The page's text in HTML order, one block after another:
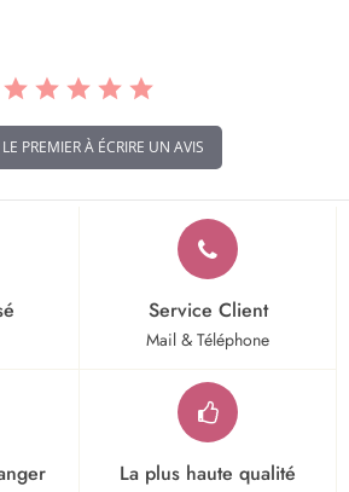
PREMIER À ÉCRIRE UN AVIS
Service Client
Mail & Téléphone
La plus haute qualité